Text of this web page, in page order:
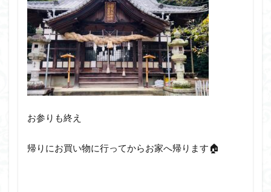
お参りも終え
帰りにお買い物に行ってからお家へ帰ります🏠